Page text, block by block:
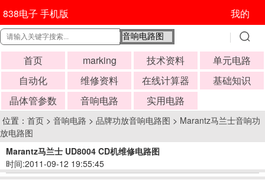
838电子 手机版 我的
首页 marking 技术资料
单元电路
自动化
维修资料 在线计算器
基础知识
晶体管参数
音响电路 实用电路
位置： 首页 > 音响电路 > 品牌功放音响电路图 > Marantz马兰士音响功
放电路图
Marantz马兰士 UD8004 CD机维修电路图
时间:2011-09-12 19:55:45